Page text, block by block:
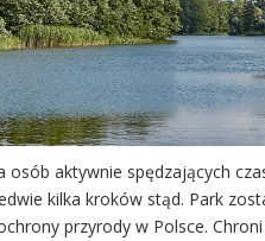
aktywnie spędzających
kilka kroków stąd. Park
przyrody w Polsce.